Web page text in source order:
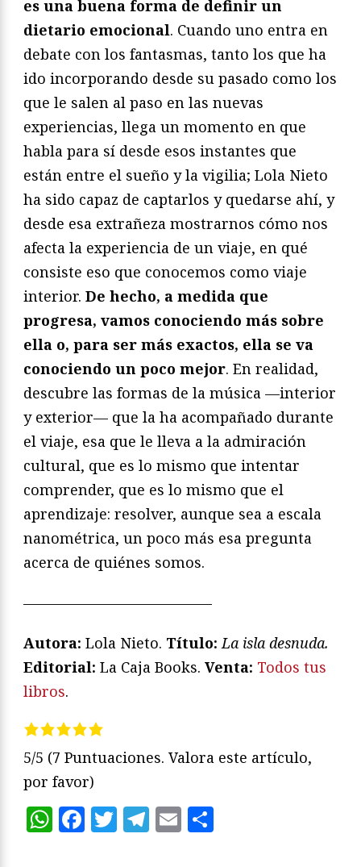
es una buena forma de definir un
dietario emocional. Cuando uno entra en
debate con los fantasmas, tanto los que ha
ido incorporando desde su pasado como los
que le salen al paso en las nuevas
experiencias, llega un momento en que
habla para sí desde esos instantes que
están entre el sueño y la vigilia; Lola Nieto
ha sido capaz de captarlos y quedarse ahí, y
desde esa extrañeza mostrarnos cómo nos
afecta la experiencia de un viaje, en qué
consiste eso que conocemos como viaje
interior. De hecho, a medida que
progresa, vamos conociendo más sobre
ella o, para ser más exactos, ella se va
conociendo un poco mejor. En realidad,
descubre las formas de la música —interior
y exterior— que la ha acompañado durante
el viaje, esa que le lleva a la admiración
cultural, que es lo mismo que intentar
comprender, que es lo mismo que el
aprendizaje: resolver, aunque sea a escala
nanométrica, un poco más esa pregunta
acerca de quiénes somos.
—————————————
Autora: Lola Nieto. Título:La isla desnuda.
Editorial: La Caja Books. Venta: Todos tus
libros.
5/5 (7 Puntuaciones. Valora este artículo,
por favor)
WhatsApp
Facebook
Twitter
Telegram
Email